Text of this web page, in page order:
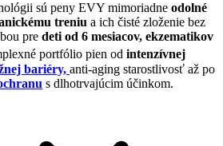
sú peny EVY mimoriadne odolné
treniu a ich čisté zloženie bez
pre deti od 6 mesiacov, ekzematikov
portfólio pien od intenzívnej
bariéry, anti-aging starostlivosť až po
s dlhotrvajúcim účinkom.